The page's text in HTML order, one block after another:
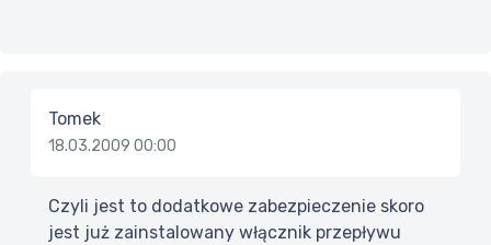
Tomek
18.03.2009 00:00
Czyli jest to dodatkowe zabezpieczenie skoro
jest już zainstalowany włącznik przepływu